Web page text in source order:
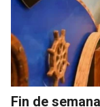
Fin de